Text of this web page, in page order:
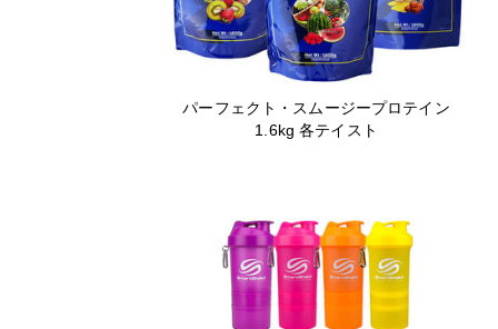
パーフェクト・スムージープロテイン
1.6kg 各テイスト